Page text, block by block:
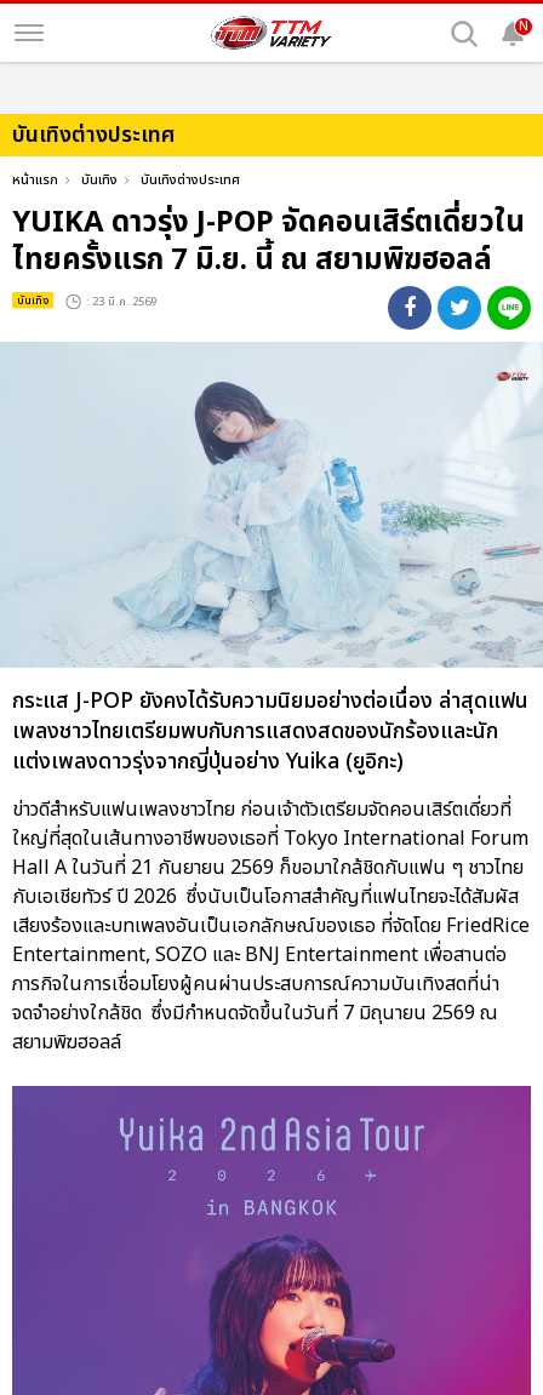
N
บันเทิงต่างประเทศ
หน้าแรก บันเทิง บันเทิงต่างประเทศ
YUIKA ดาวรุ่ง J-POP จัดคอนเสิร์ตเดี่ยวใน
ไทยครั้งแรก 7 มิ.ย. นี้ ณ สยามพิฆฮอลล์
บันเทิง : 23 มี.ค. 2569
กระแส J-POP ยังคงได้รับความนิยมอย่างต่อเนื่อง ล่าสุดแฟน
เพลงชาวไทยเตรียมพบกับการแสดงสดของนักร้องและนัก
แต่งเพลงดาวรุ่งจากญี่ปุ่นอย่าง Yuika (ยูอิกะ)
ข่าวดีสำหรับแฟนเพลงชาวไทย ก่อนเจ้าตัวเตรียมจัดคอนเสิร์ตเดี่ยวที่
ใหญ่ที่สุดในเส้นทางอาชีพของเธอที่ Tokyo International Forum
Hall A ในวันที่ 21 กันยายน 2569 ก็ขอมาใกล้ชิดกับแฟน ๆ ชาวไทย
กับเอเชียทัวร์ ปี 2026 ซึ่งนับเป็นโอกาสสำคัญที่แฟนไทยจะได้สัมผัส
เสียงร้องและบทเพลงอันเป็นเอกลักษณ์ของเธอ ที่จัดโดย FriedRice
Entertainment, SOZO และ BNJ Entertainment เพื่อสานต่อ
ภารกิจในการเชื่อมโยงผู้คนผ่านประสบการณ์ความบันเทิงสดที่น่า
จดจำอย่างใกล้ชิด ซึ่งมีกำหนดจัดขึ้นในวันที่ 7 มิถุนายน 2569 ณ
สยามพิฆฮอลล์